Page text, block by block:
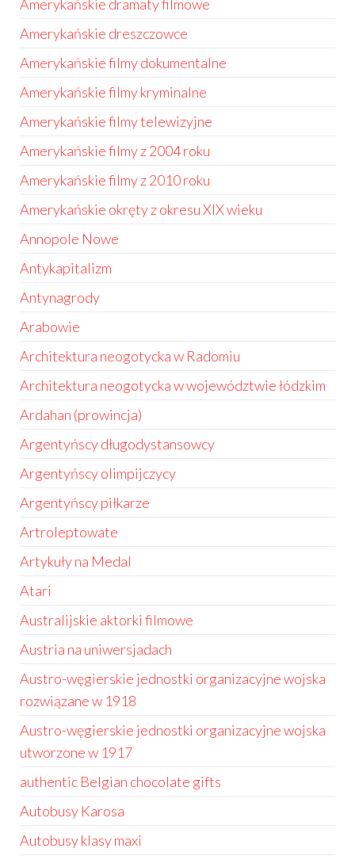
Amerykańskie dramaty filmowe
Amerykańskie dreszczowce
Amerykańskie filmy dokumentalne
Amerykańskie filmy kryminalne
Amerykańskie filmy telewizyjne
Amerykańskie filmy z 2004 roku
Amerykańskie filmy z 2010 roku
Amerykańskie okręty z okresu XIX wieku
Annopole Nowe
Antykapitalizm
Antynagrody
Arabowie
Architektura neogotycka w Radomiu
Architektura neogotycka w województwie łódzkim
Ardahan (prowincja)
Argentyńscy długodystansowcy
Argentyńscy olimpijczycy
Argentyńscy piłkarze
Artroleptowate
Artykuły na Medal
Atari
Australijskie aktorki filmowe
Austria na uniwersjadach
Austro-węgierskie jednostki organizacyjne wojska
rozwiązane w 1918
Austro-węgierskie jednostki organizacyjne wojska
utworzone w 1917
authentic Belgian chocolate gifts
Autobusy Karosa
Autobusy klasy maxi